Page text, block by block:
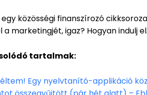
közösségi finanszírozó
marketingjét, igaz? Hogyan indulj
tartalmak:
Egy nyelvtanító-applikáció